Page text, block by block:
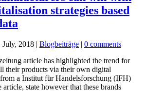
strategies based
July, 2018 | Blogbeiträge | 0 comments
article has highlighted the trend for
their products via their own digital
a Institut für Handelsforschung (IFH)
state however that these brands